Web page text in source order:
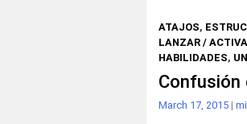
ATAJOS,
LANZAR /
HABILIDADES,
March 17, 2015 |